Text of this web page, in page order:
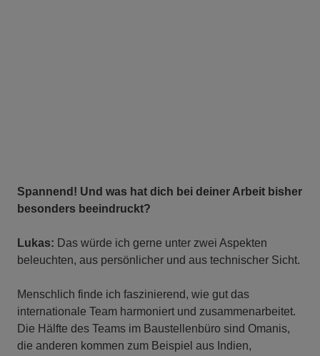
Spannend! Und was hat dich bei deiner Arbeit bisher
besonders beeindruckt?
Lukas: Das würde ich gerne unter zwei Aspekten
beleuchten, aus persönlicher und aus technischer Sicht.
Menschlich finde ich faszinierend, wie gut das
internationale Team harmoniert und zusammenarbeitet.
Die Hälfte des Teams im Baustellenbüro sind Omanis,
die anderen kommen zum Beispiel aus Indien,